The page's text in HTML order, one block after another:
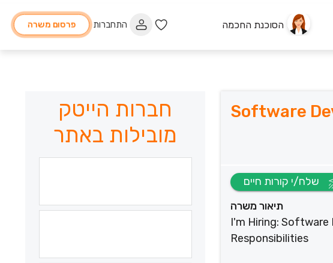
הסוכנת החכמה התחברות פרסום משרה
Software
תיאור משרה
I'm Hiring: Software
Responsibilities
חברות הייטק
מובילות באתר